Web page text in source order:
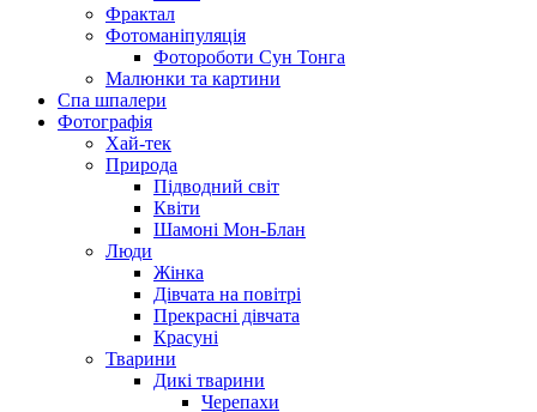
Фрактал
Фотоманіпуляція
Фотороботи Сун Тонга
Малюнки та картини
Спа шпалери
Фотографія
Хай-тек
Природа
Підводний світ
Квіти
Шамоні Мон-Блан
Люди
Жінка
Дівчата на повітрі
Прекрасні дівчата
Красуні
Тварини
Дикі тварини
Черепахи